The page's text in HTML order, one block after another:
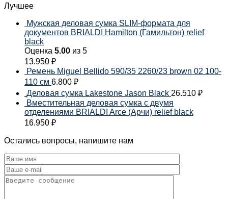
Лучшее
Мужская деловая сумка SLIM-формата для
документов BRIALDI Hamilton (Гамильтон) relief
black
Оценка 5.00 из 5
13.950 ₽
Ремень Miguel Bellido 590/35 2260/23 brown 02 100-
110 см 6.800 ₽
Деловая сумка Lakestone Jason Black 26.510 ₽
Вместительная деловая сумка с двумя
отделениями BRIALDI Arce (Арчи) relief black
16.950 ₽
Остались вопросы, напишите нам